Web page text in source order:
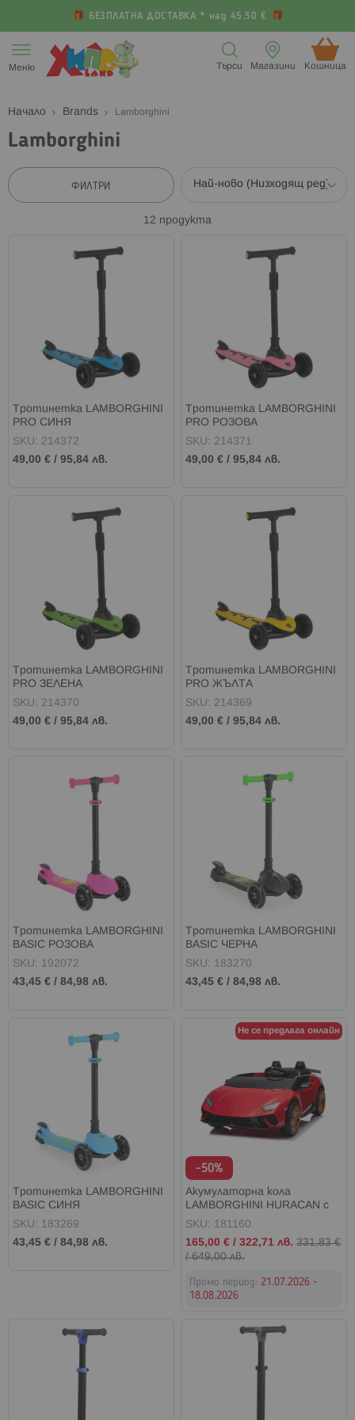
БЕЗПЛАТНА ДОСТАВКА * над 45.50 €
към
съдържанието
Меню Кошница (
Магазини
Търси
Начало Brands Lamborghini
Lamborghini
ФИЛТРИ
12 продукта
Тротинетка LAMBORGHINI
PRO СИНЯ
SKU: 214372
49,00 € / 95,84 лв.
Тротинетка LAMBORGHINI
PRO РОЗОВА
SKU: 214371
49,00 € /95,84 лв.
Тротинетка LAMBORGHINI
PRO ЗЕЛЕНА
SKU: 214370
49,00 € / 95,84 лв.
Тротинетка LAMBORGHINI
PRO ЖЪЛТА
SKU: 214369
49,00 € /95,84 лв.
Тротинетка LAMBORGHINI
BASIC РОЗОВА
SKU: 192072
43,45 € / 84,98 лв.
Тротинетка LAMBORGHINI
BASIC ЧЕРНА
SKU: 183270
43,45 € /84,98 лв.
Тротинетка LAMBORGHINI
BASIC СИНЯ
SKU: 183269
43,45 € / 84,98 лв.
Не се предлага онлайн
-50%
Акумулаторна кола
LAMBORGHINI HURACAN с
родителски контрол 12V
SKU: 181160
Промо
цена
165,00 € /322,71 лв. 331,83 €
/649,00 лв.
Промо период:21.07.2026 -
18.08.2026